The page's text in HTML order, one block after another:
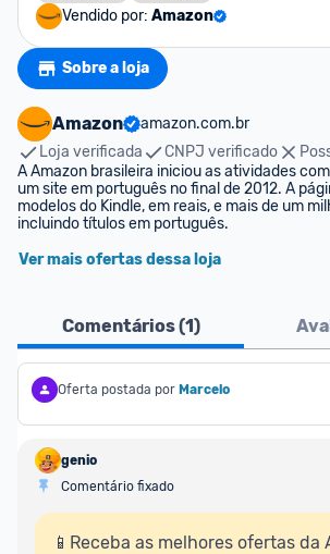
Vendido por: Amazon
Sobre a loja
Amazon
amazon.com.br
Loja verificada
CNPJ verificado
A Amazon brasileira iniciou as atividades
um site em português no final de 2012. A
modelos do Kindle, em reais, e mais de um
incluindo títulos em português.
Ver mais ofertas dessa loja
Comentários (1)
Oferta postada por Marcelo
genio
Comentário fixado
📱Receba as melhores ofertas da